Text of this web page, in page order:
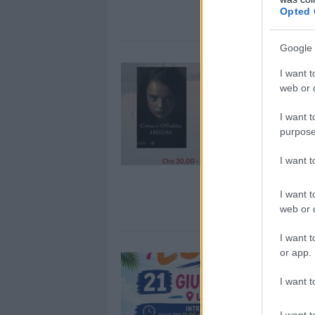
Opted
Google
I want
web or
I want
I want
I want
web or
I want
or app.
I want